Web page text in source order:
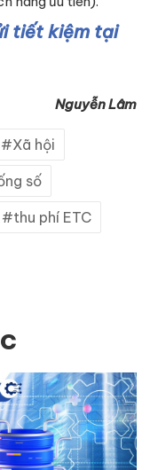
tiết kiệm tại
Nguyễn Lâm
Xã hội
số
thu phí ETC